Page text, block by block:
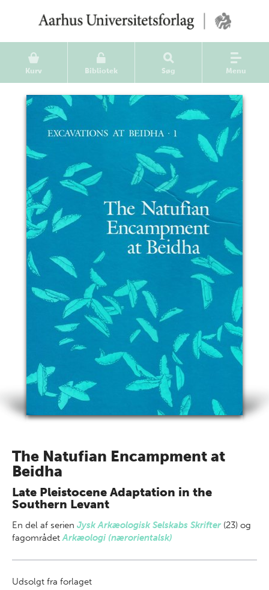
Kurv Bibliotek Søg Menu
The Natufian Encampment at
Beidha
Late Pleistocene Adaptation in the
Southern Levant
En del af serien Jysk Arkæologisk Selskabs Skrifter (23) og
fagområdetArkæologi (nærorientalsk)
Udsolgt fra forlaget